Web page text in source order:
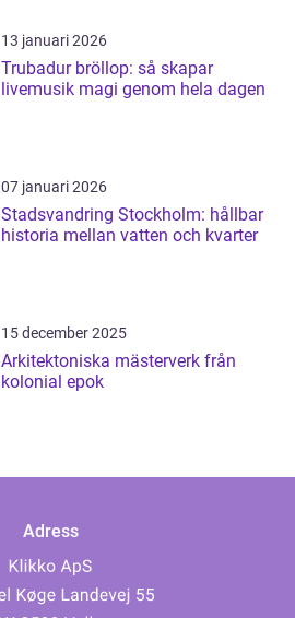
13 januari 2026
Trubadur bröllop: så skapar
livemusik magi genom hela dagen
07 januari 2026
Stadsvandring Stockholm: hållbar
historia mellan vatten och kvarter
15 december 2025
Arkitektoniska mästerverk från
kolonial epok
Adress